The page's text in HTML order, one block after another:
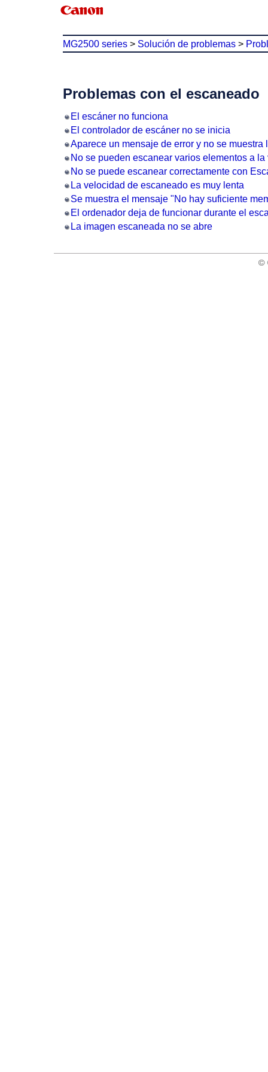
MG2500 series > Solución de problemas >
Problemas con el escaneado
El escáner no funciona
El controlador de escáner no se inicia
Aparece un mensaje de error y no se
No se pueden escanear varios elementos a la
No se puede escanear correctamente con
La velocidad de escaneado es muy lenta
Se muestra el mensaje "No hay suficiente
El ordenador deja de funcionar durante el
La imagen escaneada no se abre